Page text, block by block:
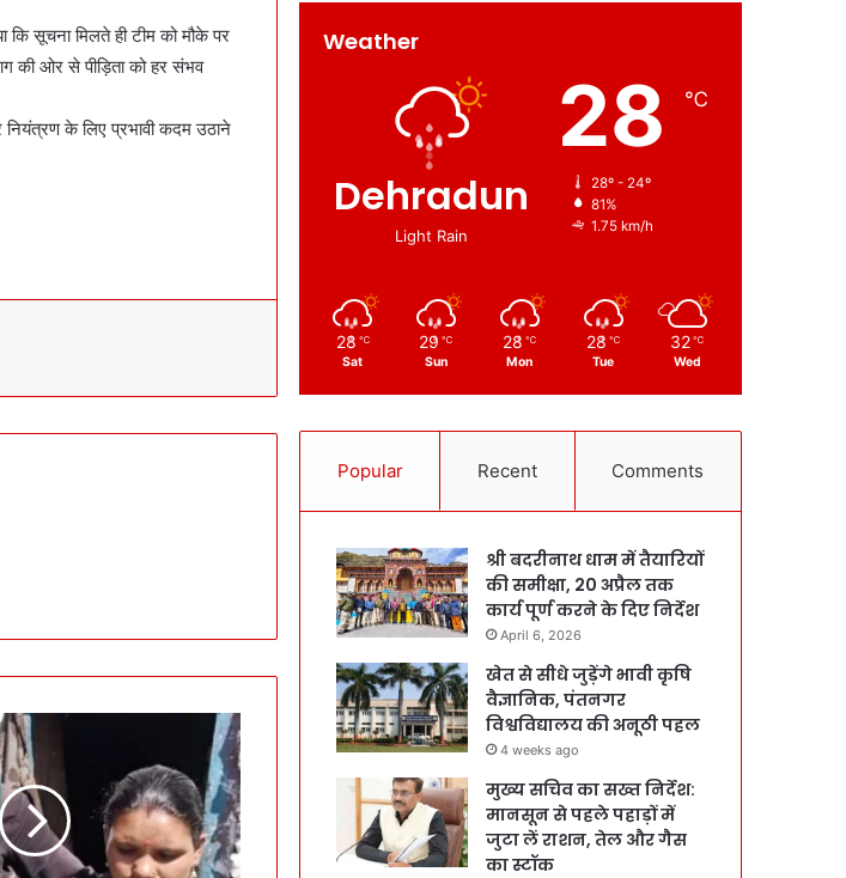
कि सूचना मिलते ही टीम को मौके पर
की ओर से पीड़िता को हर संभव
नियंत्रण के लिए प्रभावी कदम उठाने
Weather
Dehradun
Light Rain
28 ℃
28º - 24º
81%
1.75 km/h
28 ℃
Sat
29 ℃
Sun
28 ℃
Mon
28 ℃
Tue
32 ℃
Wed
Popular Recent Comments
श्री बदरीनाथ धाम में तैयारियों
की समीक्षा, 20 अप्रैल तक
कार्य पूर्ण करने के दिए निर्देश
April 6, 2026
खेत से सीधे जुड़ेंगे भावी कृषि
वैज्ञानिक, पंतनगर
विश्वविद्यालय की अनूठी पहल
4 weeks ago
मुख्य सचिव का सख्त निर्देश:
मानसून से पहले पहाड़ों में
जुटा लें राशन, तेल और गैस
का स्टॉक